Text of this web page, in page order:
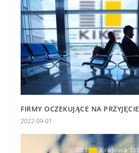
FIRMY OCZEKUJĄCE NA PRZYJĘCIE
2022-09-01